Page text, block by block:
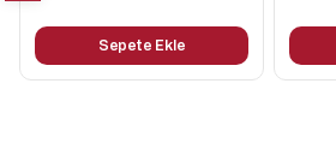
Sepete Ekle